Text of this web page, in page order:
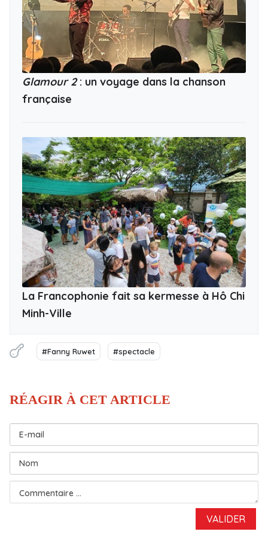
Glamour 2: un voyage dans la chanson
française
La Francophonie fait sa kermesse à Hô Chi
Minh-Ville
#Fanny Ruwet #spectacle